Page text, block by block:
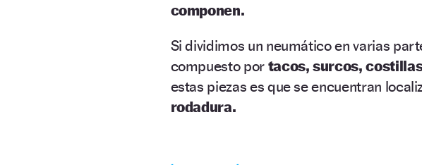
componen.
Si dividimos un neumático en varias
compuesto por tacos, surcos,
estas piezas es que se encuentran
rodadura.